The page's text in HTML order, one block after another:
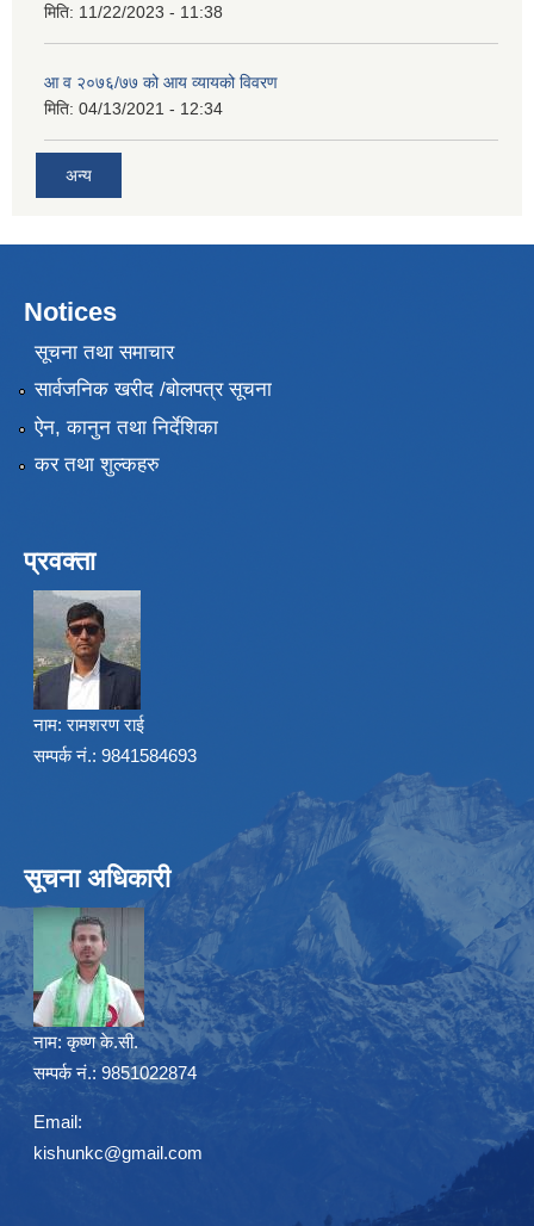
मिति: 11/22/2023 - 11:38
आ व २०७६/७७ को आय व्यायको विवरण
मिति: 04/13/2021 - 12:34
अन्य
Notices
सूचना तथा समाचार
सार्वजनिक खरीद /बोलपत्र सूचना
ऐन, कानुन तथा निर्देशिका
कर तथा शुल्कहरु
प्रवक्ता
नाम: रामशरण राई
सम्पर्क नं.: 9841584693
सूचना अधिकारी
नाम: कृष्ण के.सी.
सम्पर्क नं.: 9851022874
Email:
kishunkc@gmail.com